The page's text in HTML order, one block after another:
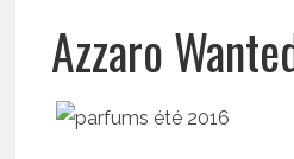
Azzaro